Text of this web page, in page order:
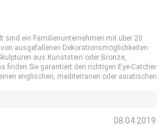
sind ein Familienunternehmen mit über 20
ausgefallenen Dekorationsmöglichkeiten
aus Kunststein oder Bronze,
finden Sie garantiert den richtigen Eye-Catcher
englischen, mediterranen oder asiatischen
08.04.2019